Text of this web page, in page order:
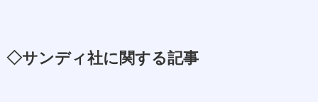
◇サンディ社に関する記事